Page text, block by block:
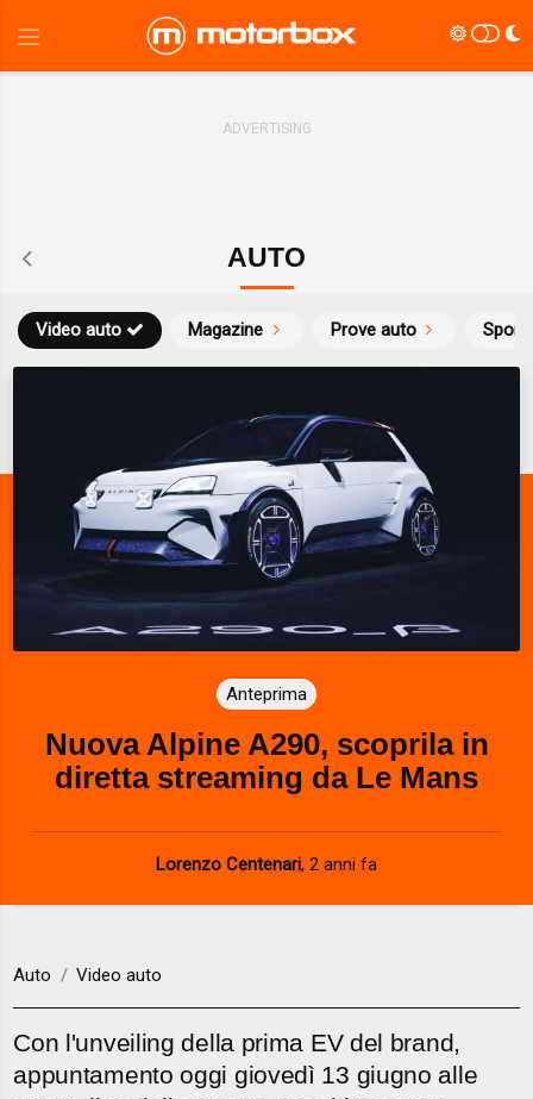
AUTO
Magazine Prove auto
Video auto Sport
Anteprima
Nuova Alpine A290, scoprila in
diretta streaming da Le Mans
Lorenzo Centenari, 2 anni fa
Auto Video auto
Con l'unveiling della prima EV del brand,
appuntamento oggi giovedì 13 giugno alle